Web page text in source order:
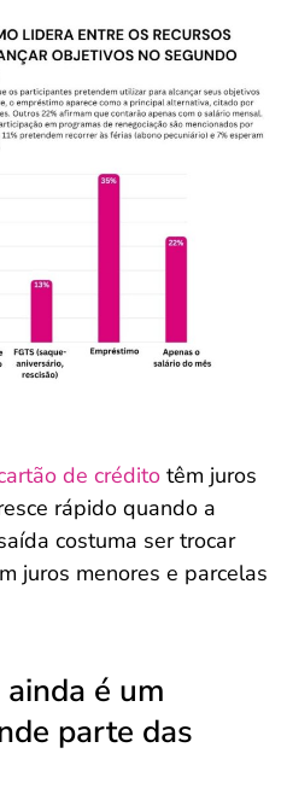
de crédito têm juros
rápido quando a
costuma ser trocar
juros menores e parcelas
é um
parte das